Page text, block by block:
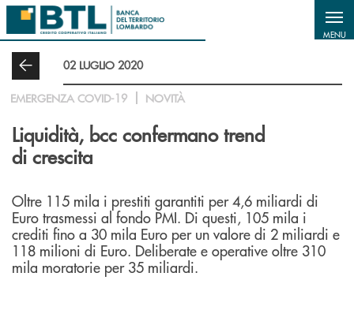
Salta al contenuto principale
MENU
02 LUGLIO 2020
EMERGENZA COVID-19 NOVITÀ
Liquidità, bcc confermano trend
di crescita
Oltre 115 mila i prestiti garantiti per 4,6 miliardi di
Euro trasmessi al fondo PMI. Di questi, 105 mila i
crediti fino a 30 mila Euro per un valore di 2 miliardi e
118 milioni di Euro. Deliberate e operative oltre 310
mila moratorie per 35 miliardi.